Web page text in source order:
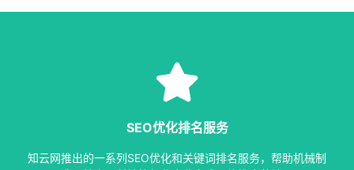
SEO优化排名服务
知云网推出的一系列SEO优化和关键词排名服务，帮助机械制
等多种服务，从容应对各种优化需求。
SEO服务